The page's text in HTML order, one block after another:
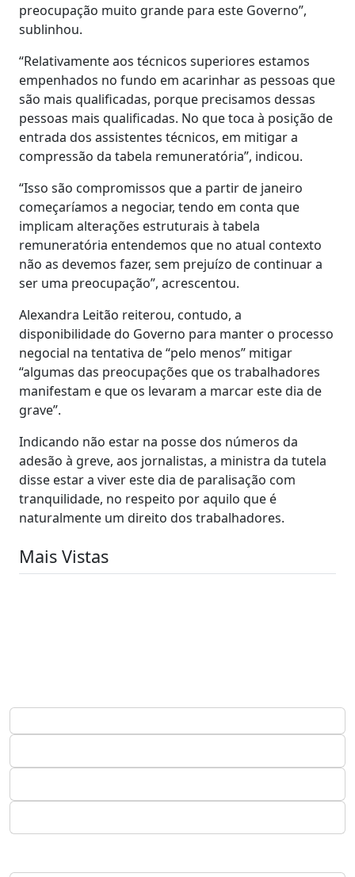
preocupação muito grande para este Governo”,
sublinhou.
“Relativamente aos técnicos superiores estamos
empenhados no fundo em acarinhar as pessoas que
são mais qualificadas, porque precisamos dessas
pessoas mais qualificadas. No que toca à posição de
entrada dos assistentes técnicos, em mitigar a
compressão da tabela remuneratória”, indicou.
“Isso são compromissos que a partir de janeiro
começaríamos a negociar, tendo em conta que
implicam alterações estruturais à tabela
remuneratória entendemos que no atual contexto
não as devemos fazer, sem prejuízo de continuar a
ser uma preocupação”, acrescentou.
Alexandra Leitão reiterou, contudo, a
disponibilidade do Governo para manter o processo
negocial na tentativa de “pelo menos” mitigar
“algumas das preocupações que os trabalhadores
manifestam e que os levaram a marcar este dia de
grave”.
Indicando não estar na posse dos números da
adesão à greve, aos jornalistas, a ministra da tutela
disse estar a viver este dia de paralisação com
tranquilidade, no respeito por aquilo que é
naturalmente um direito dos trabalhadores.
Mais Vistas